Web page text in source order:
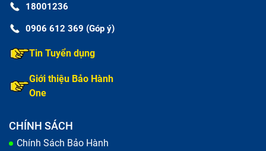
18001236
0906 612 369 (Góp ý)
Tin Tuyển dụng
Giới thiệu Bảo Hành
One
CHÍNH SÁCH
Chính Sách Bảo Hành